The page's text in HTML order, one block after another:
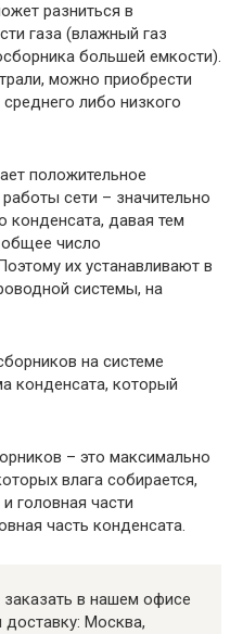
разниться в
газа (влажный газ
большей емкости).
можно приобрести
либо низкого
положительное
сети – значительно
конденсата, давая тем
число
их устанавливают в
системы, на
на системе
конденсата, который
– это максимально
влага собирается,
головная части
часть конденсата.
в нашем офисе
Москва,